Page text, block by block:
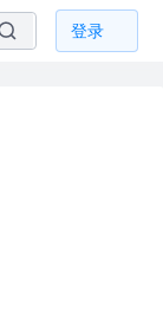
登录